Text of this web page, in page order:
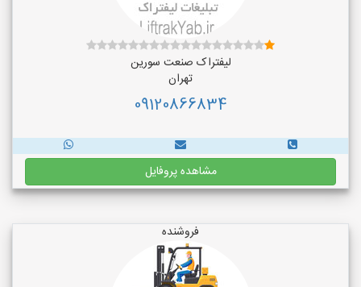
لیفتراک صنعت سورین
تهران
09120866834
مشاهده پروفایل
فروشنده